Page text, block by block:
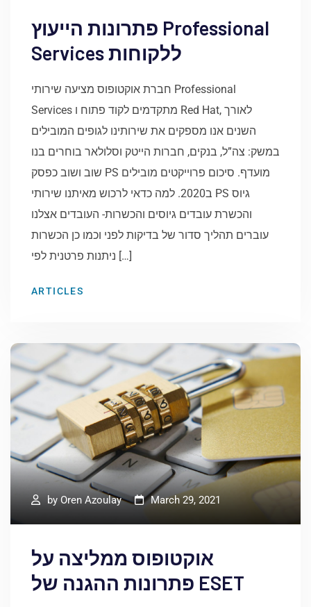
פתרונות הייעוץ Professional
Services ללקוחות
חברת אוקטופוס מציעה שירותי Professional
Services מתקדמים לקוד פתוח ו Red Hat, לאורך
השנים אנו מספקים את שירותינו לגופים המובילים
במשק: צה”ל, בנקים, חברות הייטק וסלולאר בוחרים בנו
שוב ושוב כפסק PS מועדף. סיכום פרוייקטים מובילים
ב2020. למה כדאי לרכוש מאיתנו שירותי PS גיוס
והכשרת עובדים גיוסים והכשרות- העובדים אצלנו
עוברים תהליך סדור של בדיקות לפני וכמו כן הכשרות
ניתנות פרטנית לפי […]
ARTICLES
by Oren Azoulay March 29, 2021
אוקטופוס ממליצה על
פתרונות ההגנה של ESET